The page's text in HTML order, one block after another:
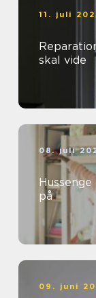
11. juli
skal vide
08. juli
på
09. juni